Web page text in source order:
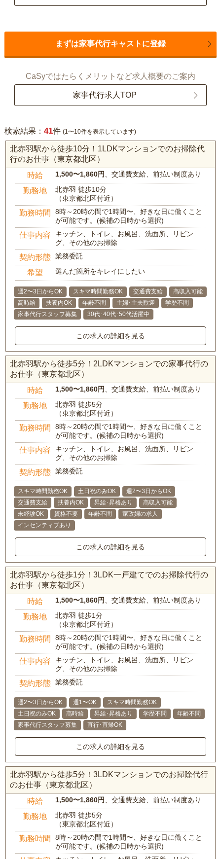
まずは家事代行キャストに登録
CaSyではたらくメリットなど求人概要のご案内
家事代行求人TOP
検索結果： 41件 (1〜10件を表示しています)
北赤羽駅から徒歩10分！1LDKマンションでのお掃除代
行のお仕事（東京都北区）
時給 1,500〜1,860円 、交通費支給、前払い制度あり
勤務地
北赤羽 徒歩10分
（東京都北区付近）
勤務時間
8時～20時の間で1時間〜、好きな日に働くこと
が可能です。(候補の日時から選択)
仕事内容
キッチン、トイレ、お風呂、洗面所、リビン
グ、その他のお掃除
契約形態 業務委託
希望 選んだ箇所をキレイにしたい
週2〜3日からOK スキマ時間勤務OK 交通費支給
高収入可能
高時給
扶養内OK 年齢不問 主婦･主夫歓迎
学歴不問
家事代行スタッフ募集
30代･40代･50代活躍中
この求人の詳細を見る
北赤羽駅から徒歩5分！2LDKマンションでの家事代行の
お仕事（東京都北区）
時給 1,500〜1,860円 、交通費支給、前払い制度あり
勤務地
北赤羽 徒歩5分
（東京都北区付近）
勤務時間
8時～20時の間で1時間〜、好きな日に働くこと
が可能です。(候補の日時から選択)
仕事内容
キッチン、トイレ、お風呂、洗面所、リビン
グ、その他のお掃除
契約形態 業務委託
スキマ時間勤務OK 土日祝のみOK
週2〜3日からOK
交通費支給
扶養内OK 昇給･昇格あり
高収入可能
未経験OK
資格不要 年齢不問
家政婦の求人
インセンティブあり
この求人の詳細を見る
北赤羽駅から徒歩1分！3LDK一戸建てでのお掃除代行の
お仕事（東京都北区）
時給 1,500〜1,860円 、交通費支給、前払い制度あり
勤務地
北赤羽 徒歩1分
（東京都北区付近）
勤務時間
8時～20時の間で1時間〜、好きな日に働くこと
が可能です。(候補の日時から選択)
仕事内容
キッチン、トイレ、お風呂、洗面所、リビン
グ、その他のお掃除
契約形態 業務委託
週2〜3日からOK 週1〜OK
スキマ時間勤務OK
土日祝のみOK
高時給 昇給･昇格あり 学歴不問
年齢不問
家事代行スタッフ募集
直行･直帰OK
この求人の詳細を見る
北赤羽駅から徒歩5分！3LDKマンションでのお掃除代行
のお仕事（東京都北区）
時給 1,500〜1,860円 、交通費支給、前払い制度あり
勤務地
北赤羽 徒歩5分
（東京都北区付近）
勤務時間
8時～20時の間で1時間〜、好きな日に働くこと
が可能です。(候補の日時から選択)